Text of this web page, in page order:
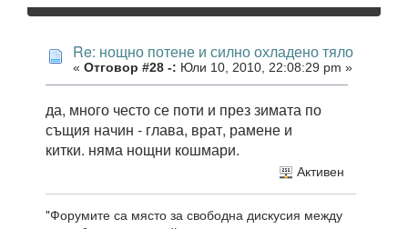
Re: нощно потене и силно охладено тяло
« Отговор #28 -: Юли 10, 2010, 22:08:29 pm »
да, много често се поти и през зимата по
същия начин - глава, врат, рамене и
китки. няма нощни кошмари.
Активен
"Форумите са място за свободна дискусия между